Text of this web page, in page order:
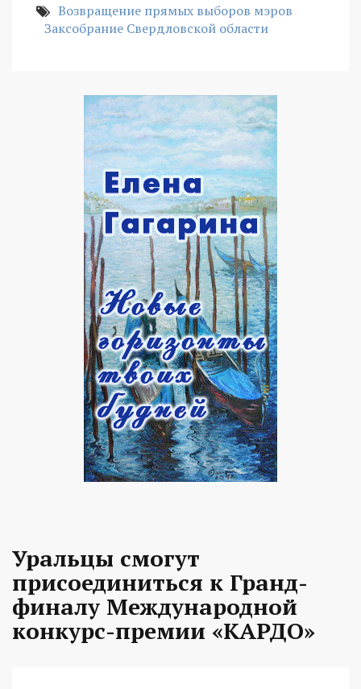
Возвращение прямых выборов мэров
Заксобрание Свердловской области
Уральцы смогут
присоединиться к Гранд-
финалу Международной
конкурс-премии «КАРДО»